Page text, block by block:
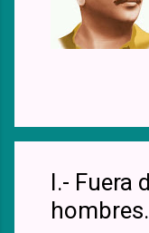
I.- Fuera